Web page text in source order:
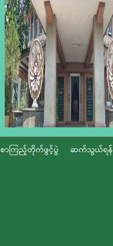
စာကြည့်တိုက်ဖွင့်ပွဲ ဆက်သွယ်ရန်